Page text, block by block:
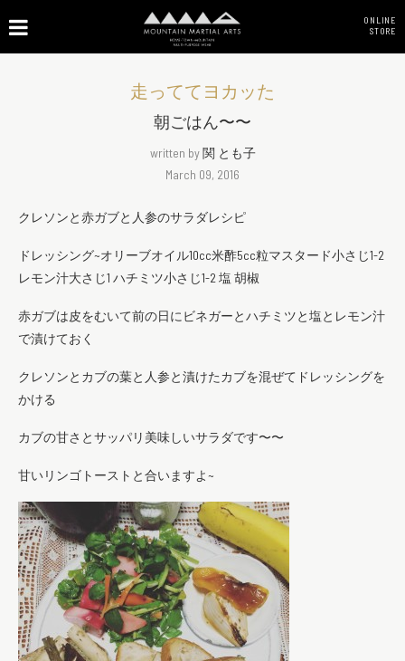
ONLINE
STORE
走っててヨカッた
朝ごはん〜〜
written by関 とも子
March 09, 2016
クレソンと赤ガブと人参のサラダレシピ
ドレッシング~オリーブオイル10cc米酢5cc粒マスタード小さじ1-2
レモン汁大さじ1 ハチミツ小さじ1-2 塩 胡椒
赤ガブは皮をむいて前の日にビネガーとハチミツと塩とレモン汁
で漬けておく
クレソンとカブの葉と人参と漬けたカブを混ぜてドレッシングを
かける
カブの甘さとサッパリ美味しいサラダです〜〜
甘いリンゴトーストと合いますよ~